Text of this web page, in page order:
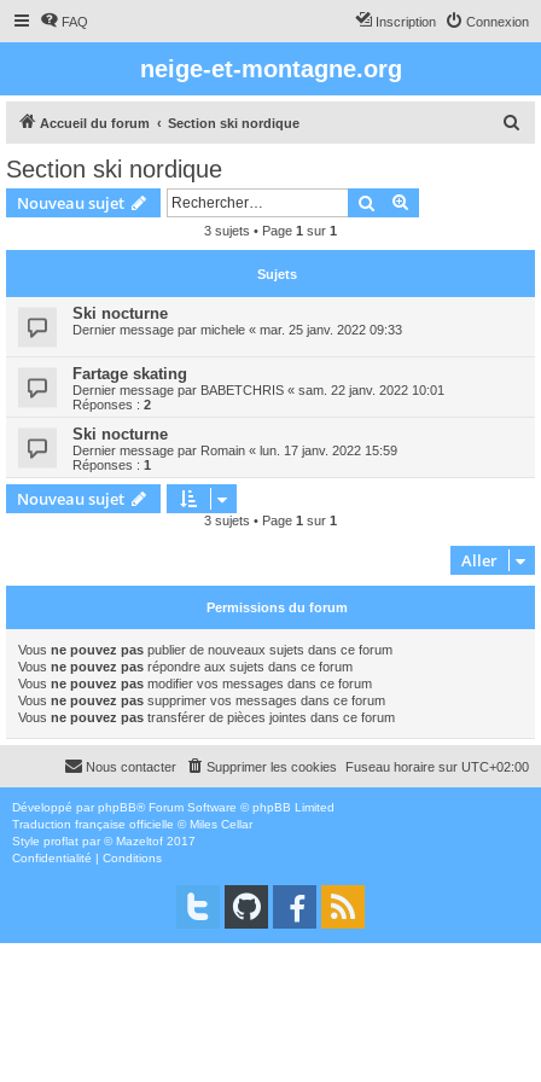
FAQ Connexion
Inscription
neige-et-montagne.org
Accueil du forum Section ski nordique
c
Section ski nordique
Nouveau sujet Rechercher
3 sujets • Page 1 sur 1
Sujets
Ski nocturne
Dernier message par michele « mar. 25 janv. 2022 09:33
Fartage skating
Dernier message par BABETCHRIS « sam. 22 janv. 2022 10:01
Réponses : 2
Ski nocturne
Dernier message par Romain « lun. 17 janv. 2022 15:59
Réponses : 1
Nouveau sujet
3 sujets • Page 1 sur 1
Aller
Permissions du forum
Vous ne pouvez pas publier de nouveaux sujets dans ce forum
Vous ne pouvez pas répondre aux sujets dans ce forum
Vous ne pouvez pas modifier vos messages dans ce forum
Vous ne pouvez pas supprimer vos messages dans ce forum
Vous ne pouvez pas transférer de pièces jointes dans ce forum
Fuseau horaire sur UTC+02:00
Supprimer les cookies
Nous contacter
Développé par phpBB® Forum Software © phpBB Limited
Traduction française officielle ©Miles Cellar
Style proflat par ©Mazeltof 2017
Confidentialité | Conditions